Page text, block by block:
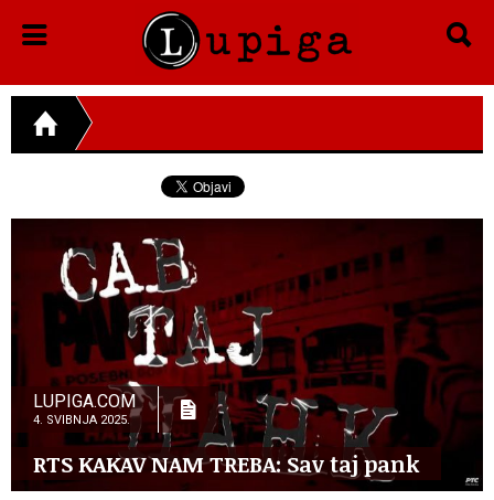
LUPIGA.COM
4. SVIBNJA 2025.
RTS KAKAV NAM TREBA: Sav taj pank